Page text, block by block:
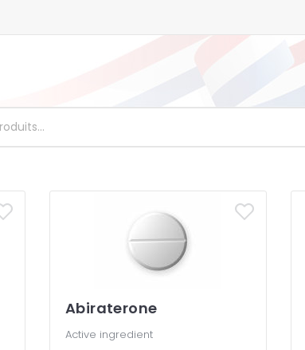
Abiraterone
Active ingredient